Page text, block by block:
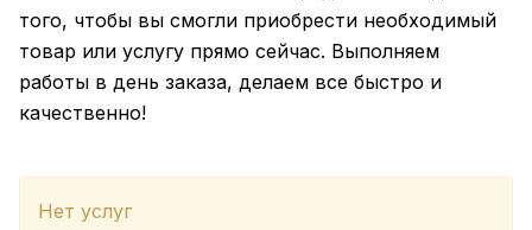
того, чтобы вы смогли приобрести необходимый
товар или услугу прямо сейчас. Выполняем
работы в день заказа, делаем все быстро и
качественно!
Нет услуг